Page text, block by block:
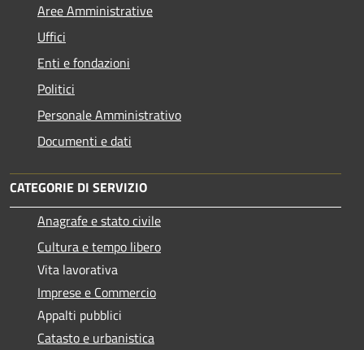
Aree Amministrative
Uffici
Enti e fondazioni
Politici
Personale Amministrativo
Documenti e dati
CATEGORIE DI SERVIZIO
Anagrafe e stato civile
Cultura e tempo libero
Vita lavorativa
Imprese e Commercio
Appalti pubblici
Catasto e urbanistica